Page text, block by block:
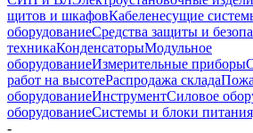
щитов и шкафовКабеленесущие
оборудованиеСредства защиты и
техникаКонденсаторыМодульное
оборудованиеИзмерительные приборы
работ на высотеРаспродажа склада
оборудованиеИнструментСиловое
оборудованиеСистемы и блоки
-